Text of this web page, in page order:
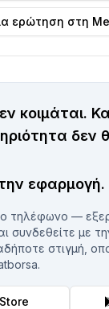
ερώτηση στη
κοιμάται.
δεν
εφαρμογή.
τηλέφωνο —
συνδεθείτε με
στιγμή,